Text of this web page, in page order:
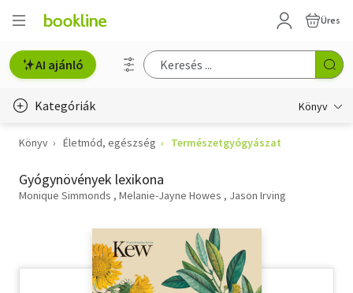
Üres
AI ajánló
Kategóriák Könyv
Életmód, egészség
Erotika
Hobbi, szabadidő
Könyv Életmód, egészség Természetgyógyászat
Gyógynövények lexikona
Monique Simmonds Melanie-Jayne Howes Jason Irving